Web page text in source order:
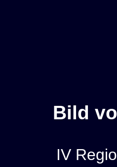
Bild
IV